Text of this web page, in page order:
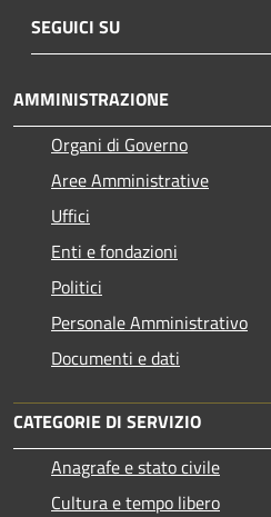
SEGUICI SU
AMMINISTRAZIONE
Organi di Governo
Aree Amministrative
Uffici
Enti e fondazioni
Politici
Personale Amministrativo
Documenti e dati
CATEGORIE DI SERVIZIO
Anagrafe e stato civile
Cultura e tempo libero